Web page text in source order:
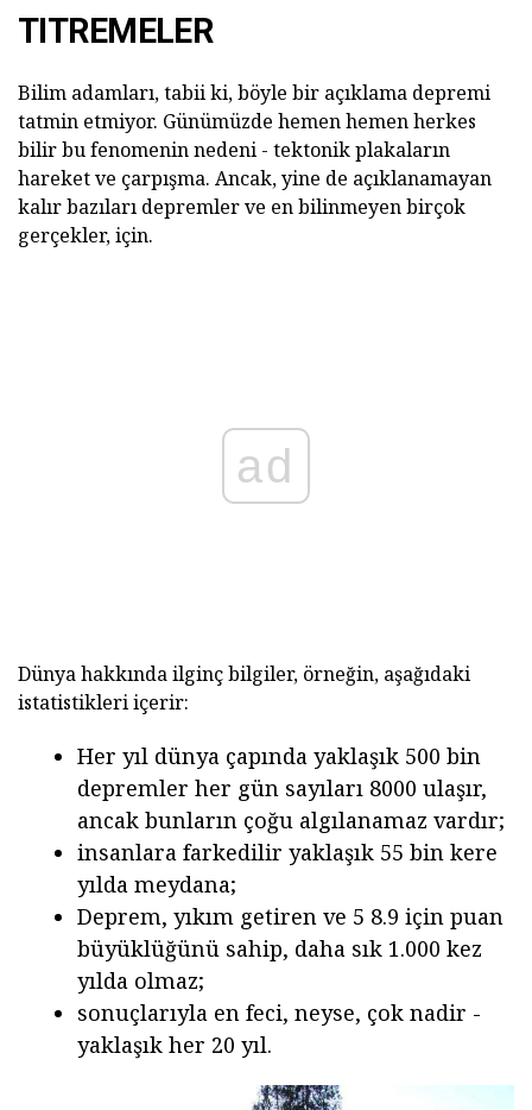
TITREMELER
Bilim adamları, tabii ki, böyle bir açıklama depremi
tatmin etmiyor. Günümüzde hemen hemen herkes
bilir bu fenomenin nedeni - tektonik plakaların
hareket ve çarpışma. Ancak, yine de açıklanamayan
kalır bazıları depremler ve en bilinmeyen birçok
gerçekler, için.
ad
Dünya hakkında ilginç bilgiler, örneğin, aşağıdaki
istatistikleri içerir:
Her yıl dünya çapında yaklaşık 500 bin
depremler her gün sayıları 8000 ulaşır,
ancak bunların çoğu algılanamaz vardır;
insanlara farkedilir yaklaşık 55 bin kere
yılda meydana;
Deprem, yıkım getiren ve 5 8.9 için puan
büyüklüğünü sahip, daha sık 1.000 kez
yılda olmaz;
sonuçlarıyla en feci, neyse, çok nadir -
yaklaşık her 20 yıl.